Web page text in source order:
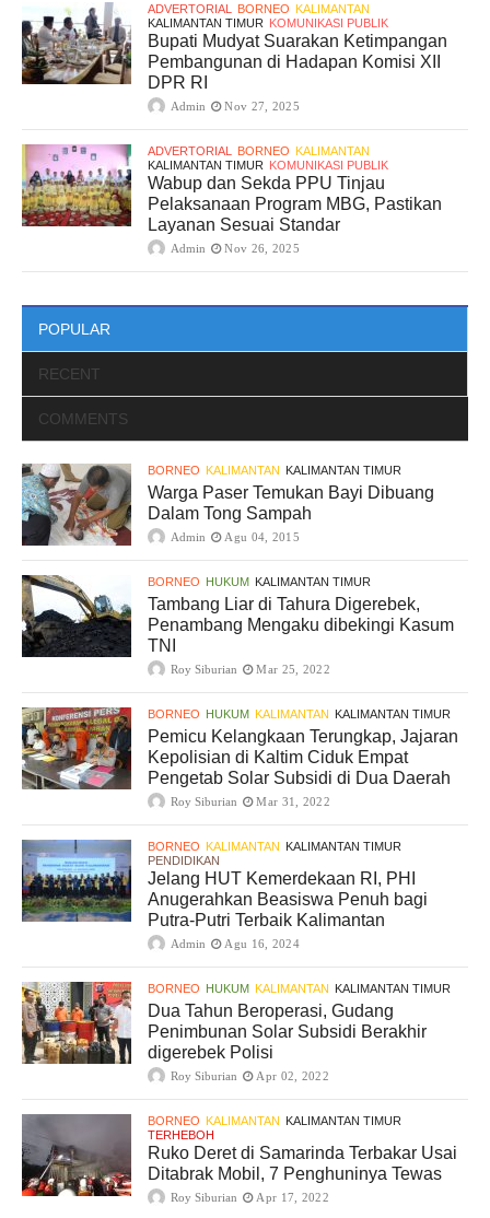
ADVERTORIAL BORNEO KALIMANTAN
KALIMANTAN TIMUR KOMUNIKASI PUBLIK
Bupati Mudyat Suarakan Ketimpangan
Pembangunan di Hadapan Komisi XII
DPR RI
Admin Nov 27, 2025
ADVERTORIAL BORNEO KALIMANTAN
KALIMANTAN TIMUR KOMUNIKASI PUBLIK
Wabup dan Sekda PPU Tinjau
Pelaksanaan Program MBG, Pastikan
Layanan Sesuai Standar
Admin Nov 26, 2025
POPULAR
RECENT
COMMENTS
BORNEO KALIMANTAN KALIMANTAN TIMUR
Warga Paser Temukan Bayi Dibuang
Dalam Tong Sampah
Admin Agu 04, 2015
BORNEO HUKUM KALIMANTAN TIMUR
Tambang Liar di Tahura Digerebek,
Penambang Mengaku dibekingi Kasum
TNI
Roy Siburian Mar 25, 2022
BORNEO HUKUM KALIMANTAN KALIMANTAN TIMUR
Pemicu Kelangkaan Terungkap, Jajaran
Kepolisian di Kaltim Ciduk Empat
Pengetab Solar Subsidi di Dua Daerah
Roy Siburian Mar 31, 2022
BORNEO KALIMANTAN KALIMANTAN TIMUR
PENDIDIKAN
Jelang HUT Kemerdekaan RI, PHI
Anugerahkan Beasiswa Penuh bagi
Putra-Putri Terbaik Kalimantan
Admin Agu 16, 2024
BORNEO HUKUM KALIMANTAN KALIMANTAN TIMUR
Dua Tahun Beroperasi, Gudang
Penimbunan Solar Subsidi Berakhir
digerebek Polisi
Roy Siburian Apr 02, 2022
BORNEO KALIMANTAN KALIMANTAN TIMUR
TERHEBOH
Ruko Deret di Samarinda Terbakar Usai
Ditabrak Mobil, 7 Penghuninya Tewas
Roy Siburian Apr 17, 2022